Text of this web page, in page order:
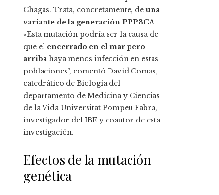
Chagas. Trata, concretamente, deuna
variante de la generación PPP3CA.
«Esta mutación podría ser la causa de
que el encerrado en el mar pero
arriba haya menos infección en estas
poblaciones”, comentó David Comas,
catedrático de Biología del
departamento de Medicina y Ciencias
de la Vida Universitat Pompeu Fabra,
investigador del IBE y coautor de esta
investigación.
Efectos de la mutación
genética